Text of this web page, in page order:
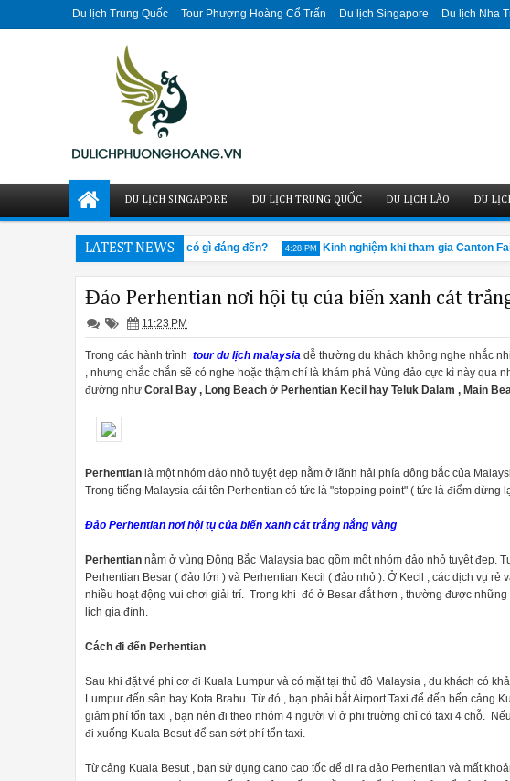
Du lịch Trung Quốc Tour Phượng Hoàng Cổ Trấn Du lịch Singapore Du lịch Nha
DU LỊCH SINGAPORE DU LỊCH TRUNG QUỐC DU LỊCH LÀO DU
LATEST NEWS
Cửu Trại Câu mùa đông có gì đáng đến? 4:28 PM Kinh nghiệm khi tham gia Canton Fair
Đảo Perhentian nơi hội tụ của biến xanh cát
11:23 PM
Trong các hành trình tour du lịch malaysia dễ thường du khách không nghe nhắc
, nhưng chắc chắn sẽ có nghe hoặc thậm chí là khám phá Vùng đảo cực kì này qua
đường như Coral Bay , Long Beach ở Perhentian Kecil hay Teluk Dalam , Main
Perhentian là một nhóm đảo nhỏ tuyệt đẹp nằm ở lãnh hải phía đông bắc của
Trong tiếng Malaysia cái tên Perhentian có tức là "stopping point" ( tức là điểm dừng
Đảo Perhentian nơi hội tụ của biến xanh cát trắng nắng vàng
Perhentian nằm ở vùng Đông Bắc Malaysia bao gồm một nhóm đảo nhỏ tuyệt đẹp.
Perhentian Besar ( đảo lớn ) và Perhentian Kecil ( đảo nhỏ ). Ở Kecil , các dịch vụ
nhiều hoạt động vui chơi giải trí. Trong khi đó ở Besar đắt hơn , thường được
lịch gia đình.
Cách đi đến Perhentian
Sau khi đặt vé phi cơ đi Kuala Lumpur và có mặt tại thủ đô Malaysia , du khách có
Lumpur đến sân bay Kota Brahu. Từ đó , bạn phải bắt Airport Taxi để đến bến cảng
giảm phí tổn taxi , bạn nên đi theo nhóm 4 người vì ở phi truờng chỉ có taxi 4 chỗ.
đi xuống Kuala Besut để san sớt phí tổn taxi.
Từ cảng Kuala Besut , bạn sử dụng cano cao tốc để đi ra đảo Perhentian và mất